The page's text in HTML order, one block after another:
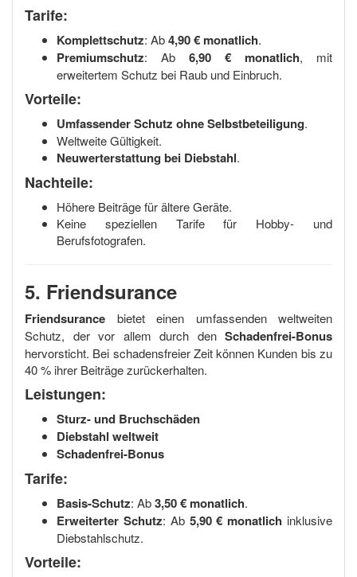
Tarife:
Komplettschutz: Ab4,90 € monatlich.
Premiumschutz: Ab 6,90 € monatlich, mit
erweitertem Schutz bei Raub und Einbruch.
Vorteile:
Umfassender Schutz ohne Selbstbeteiligung.
Weltweite Gültigkeit.
Neuwerterstattung bei Diebstahl.
Nachteile:
Höhere Beiträge für ältere Geräte.
Keine speziellen Tarife für Hobby- und
Berufsfotografen.
5. Friendsurance
Friendsurance bietet einen umfassenden weltweiten
Schutz, der vor allem durch den Schadenfrei-Bonus
hervorsticht. Bei schadensfreier Zeit können Kunden bis zu
40 % ihrer Beiträge zurückerhalten.
Leistungen:
Sturz- und Bruchschäden
Diebstahl weltweit
Schadenfrei-Bonus
Tarife:
Basis-Schutz: Ab3,50 € monatlich.
Erweiterter Schutz: Ab 5,90 € monatlich inklusive
Diebstahlschutz.
Vorteile: